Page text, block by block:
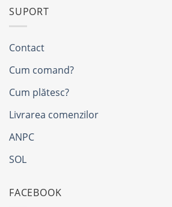
SUPORT
Contact
Cum comand?
Cum plătesc?
Livrarea comenzilor
ANPC
SOL
FACEBOOK